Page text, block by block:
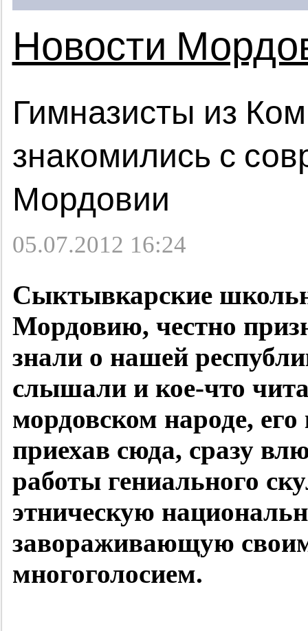
Новости
Гимназисты из
знакомились с
Мордовии
05.07.2012 16:24
Сыктывкарские
Мордовию, честно
знали о нашей
слышали и кое-что
мордовском народе,
приехав сюда, сразу
работы гениального
этническую
завораживающую
многоголосием.